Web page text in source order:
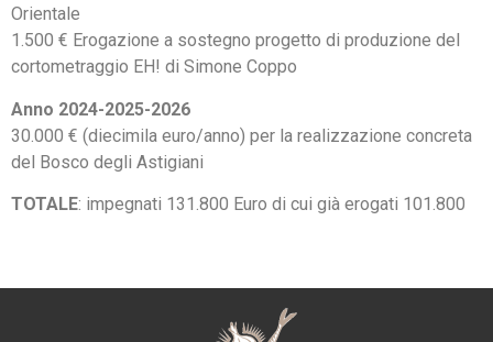
Orientale
1.500 € Erogazione a sostegno progetto di produzione del
cortometraggio EH! di Simone Coppo
Anno 2024-2025-2026
30.000 € (diecimila euro/anno) per la realizzazione concreta
del Bosco degli Astigiani
TOTALE: impegnati 131.800 Euro di cui già erogati 101.800